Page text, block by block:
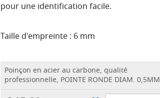
pour une identification facile.
Taille d'empreinte : 6 mm
Poinçon en acier au carbone, qualité
professionnelle, POINTE RONDE DIAM. 0,5MM